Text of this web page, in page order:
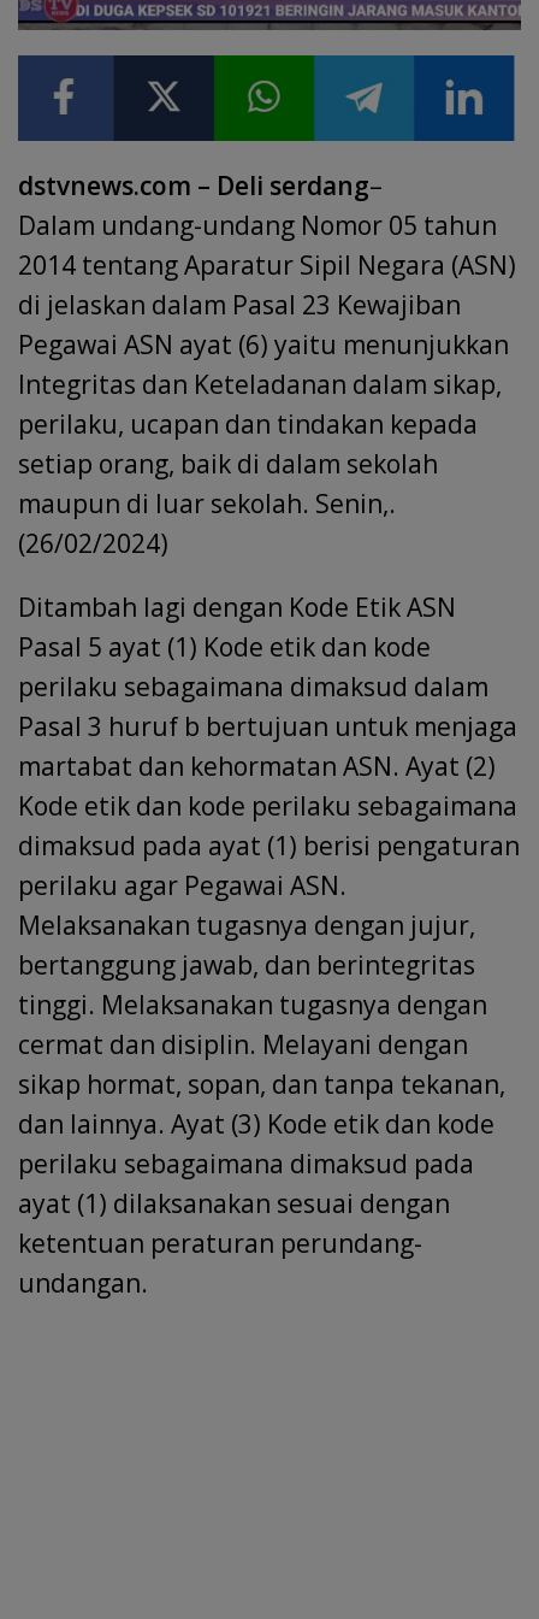
dstvnews.com – Deli serdang–
Dalam undang-undang Nomor 05 tahun
2014 tentang Aparatur Sipil Negara (ASN)
di jelaskan dalam Pasal 23 Kewajiban
Pegawai ASN ayat (6) yaitu menunjukkan
Integritas dan Keteladanan dalam sikap,
perilaku, ucapan dan tindakan kepada
setiap orang, baik di dalam sekolah
maupun di luar sekolah. Senin,.
(26/02/2024)
Ditambah lagi dengan Kode Etik ASN
Pasal 5 ayat (1) Kode etik dan kode
perilaku sebagaimana dimaksud dalam
Pasal 3 huruf b bertujuan untuk menjaga
martabat dan kehormatan ASN. Ayat (2)
Kode etik dan kode perilaku sebagaimana
dimaksud pada ayat (1) berisi pengaturan
perilaku agar Pegawai ASN.
Melaksanakan tugasnya dengan jujur,
bertanggung jawab, dan berintegritas
tinggi. Melaksanakan tugasnya dengan
cermat dan disiplin. Melayani dengan
sikap hormat, sopan, dan tanpa tekanan,
dan lainnya. Ayat (3) Kode etik dan kode
perilaku sebagaimana dimaksud pada
ayat (1) dilaksanakan sesuai dengan
ketentuan peraturan perundang-
undangan.